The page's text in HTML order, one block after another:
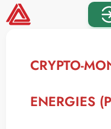
CRYPTO-
ENERGIES